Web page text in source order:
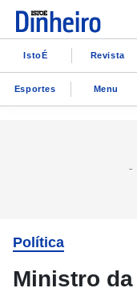
IstoÉ Revista
Esportes Menu
Política
Ministro